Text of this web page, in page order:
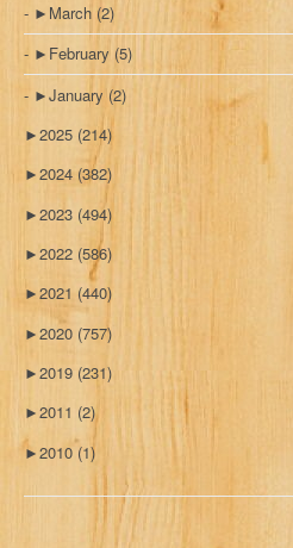
► March (2)
► February (5)
►January (2)
►2025 (214)
►2024 (382)
►2023 (494)
►2022 (586)
►2021 (440)
►2020 (757)
►2019 (231)
►2011 (2)
►2010 (1)